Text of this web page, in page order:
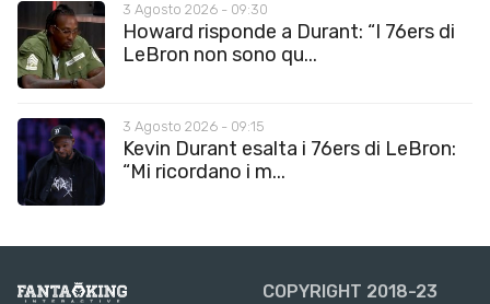
3 Agosto 2026 - 09:30
Howard risponde a Durant: “I 76ers di
LeBron non sono qu...
3 Agosto 2026 - 09:15
Kevin Durant esalta i 76ers di LeBron:
“Mi ricordano i m...
COPYRIGHT 2018-23